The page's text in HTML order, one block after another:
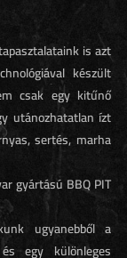
is azt
készült
csak egy kitűnő
utánozhatatlan ízt
sertés, marha
gyártású BBQ PIT
ugyanebből a
egy különleges